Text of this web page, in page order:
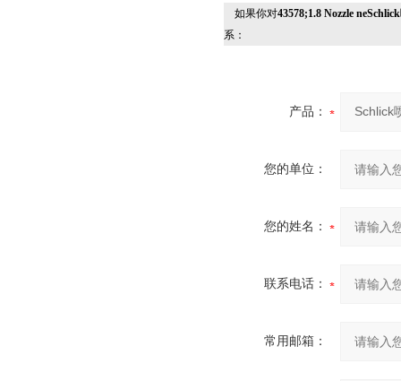
如果你对43578;1.8 Nozzle
系：
产品：
您的单位：
您的姓名：
联系电话：
常用邮箱：